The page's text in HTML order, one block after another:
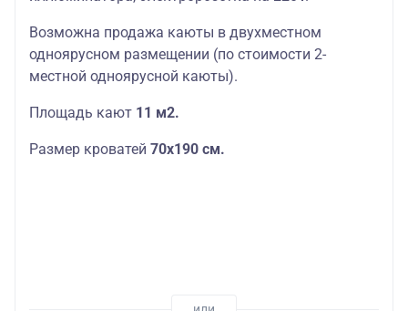
Возможна продажа каюты в двухместном
одноярусном размещении (по стоимости 2-
местной одноярусной каюты).
Площадь кают 11 м2.
Размер кроватей 70х190 см.